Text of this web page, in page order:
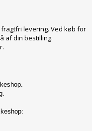
levering. Ved køb for
af din bestilling.